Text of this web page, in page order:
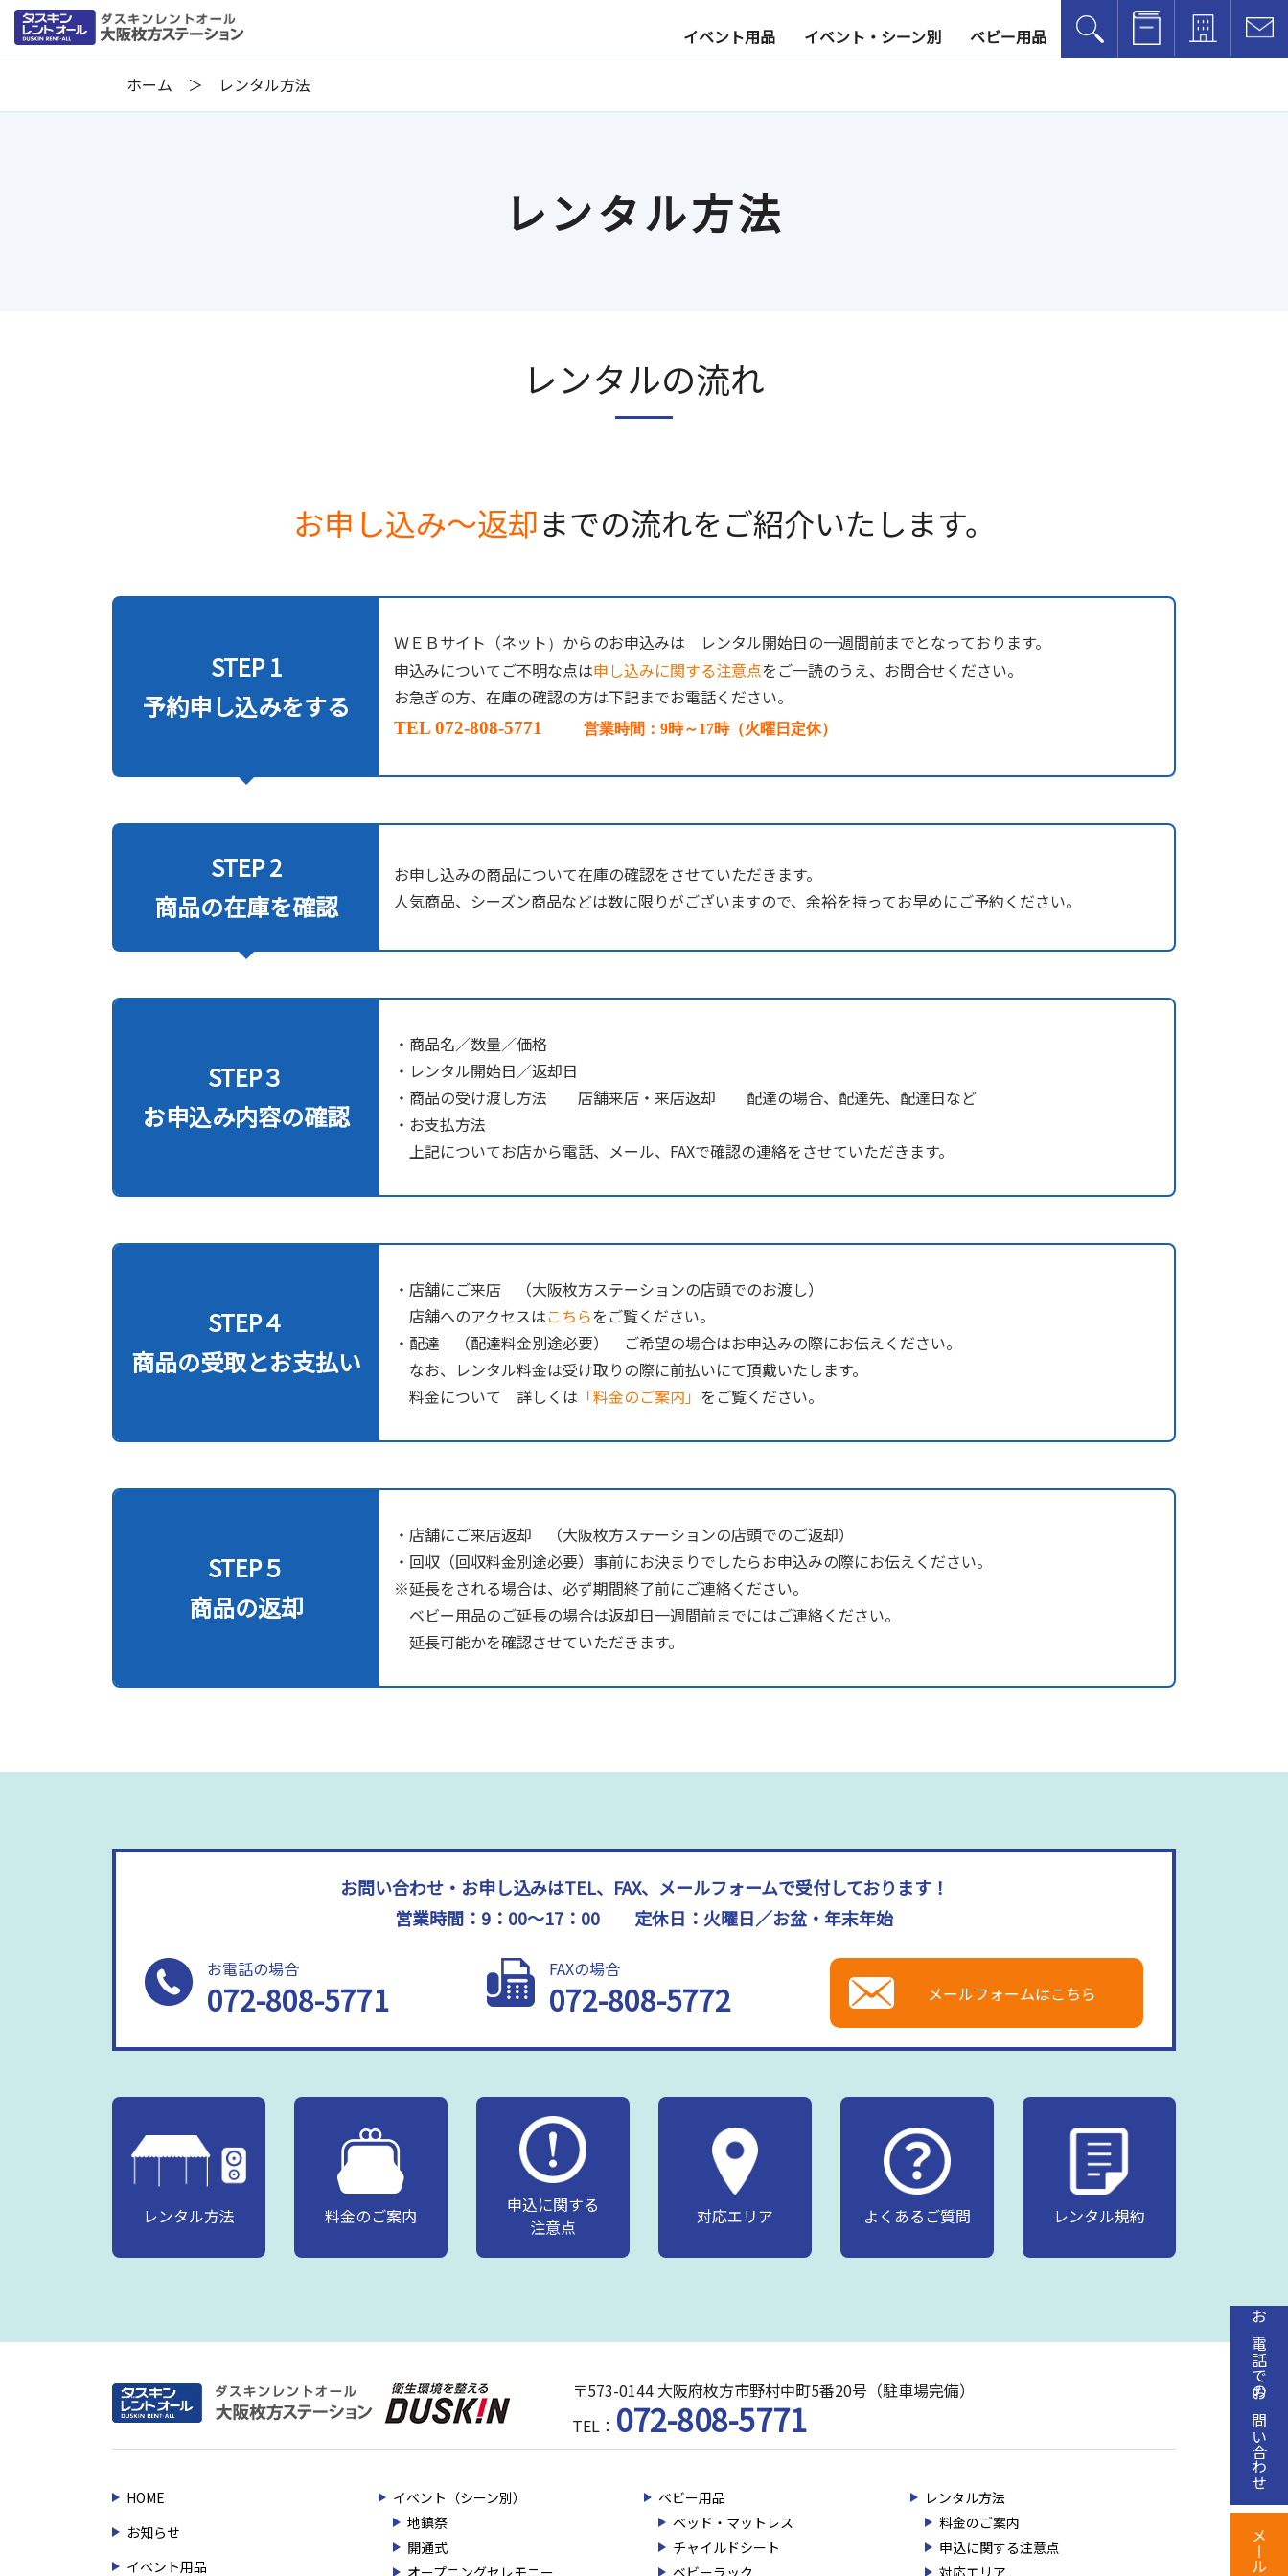
イベント用品 イベント・シーン別 ベビー用品 レンタル方法 アクセス
ホーム レンタル方法
レンタル方法
レンタルの流れ
お申し込み～返却までの流れをご紹介いたします。
STEP 1
予約申し込みをする
ＷＥＢサイト（ネット） からのお申込みは レンタル開始日の一週間前までとなっております。
申込みについてご不明な点は申し込みに関する注意点をご一読のうえ、お問合せください。
お急ぎの方、在庫の確認の方は下記までお電話ください。
TEL 072-808-5771 営業時間：9時～17時（火曜日定休）
STEP 2
商品の在庫を確認
お申し込みの商品について在庫の確認をさせていただきます。
人気商品、シーズン商品などは数に限りがございますので、余裕を持ってお早めにご予約ください。
STEP３
お申込み内容の確認
・商品名／数量／価格
・レンタル開始日／返却日
・商品の受け渡し方法 店舗来店・来店返却 配達の場合、配達先、配達日など
・お支払方法
上記についてお店から電話、メール、FAXで確認の連絡をさせていただきます。
STEP４
商品の受取とお支払い
・店舗にご来店 （大阪枚方ステーションの店頭でのお渡し）
店舗へのアクセスはこちらをご覧ください。
・配達 （配達料金別途必要） ご希望の場合はお申込みの際にお伝えください。
なお、レンタル料金は受け取りの際に前払いにて頂戴いたします。
料金について 詳しくは 「料金のご案内」 をご覧ください。
STEP５
商品の返却
・店舗にご来店返却 （大阪枚方ステーションの店頭でのご返却）
・回収（回収料金別途必要）事前にお決まりでしたらお申込みの際にお伝えください。
※延長をされる場合は、必ず期間終了前にご連絡ください。
ベビー用品のご延長の場合は返却日一週間前までにはご連絡ください。
延長可能かを確認させていただきます。
お問い合わせ・お申し込みはTEL、FAX、メールフォームで受付しております！
営業時間：9：00～17：00 定休日：火曜日／お盆・年末年始
お電話の場合
072-808-5771
FAXの場合
072-808-5772 メールフォームはこちら
レンタル方法 料金のご案内
申込に関する
注意点
対応エリア よくあるご質問 レンタル規約
〒573-0144 大阪府枚方市野村中町5番20号（駐車場完備）
TEL： 072-808-5771
HOME
お知らせ
イベント用品
イベント（シーン別）
地鎮祭
開通式
オープニングセレモニー
ベビー用品
ベッド・マットレス
チャイルドシート
ベビーラック
レンタル方法
料金のご案内
申込に関する注意点
対応エリア
お電話でのお問い合わせ